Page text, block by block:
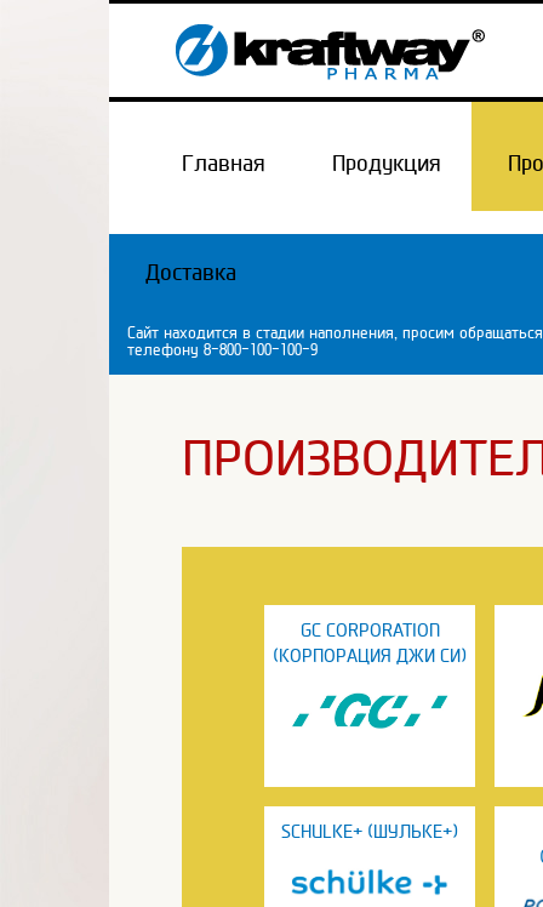
Главная Продукция
Доставка
Сайт находится в стадии наполнения, просим
телефону 8-800-100-100-9
GC CORPORATION
(КОРПОРАЦИЯ ДЖИ СИ)
SCHULKE+ (ШУЛЬКЕ+)